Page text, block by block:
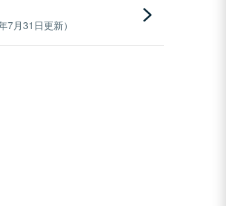
月31日更新）